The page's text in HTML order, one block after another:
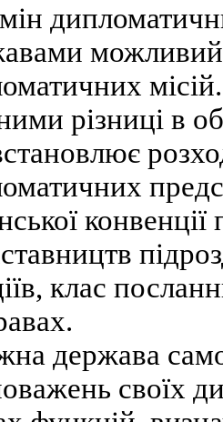
можливий
різниці в
клас
держава
своїх